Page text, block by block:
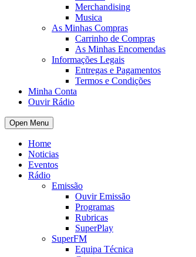
Merchandising
Musica
As Minhas Compras
Carrinho de Compras
As Minhas Encomendas
Informações Legais
Entregas e Pagamentos
Termos e Condições
Minha Conta
Ouvir Rádio
Open Menu
Home
Noticias
Eventos
Rádio
Emissão
Ouvir Emissão
Programas
Rubricas
SuperPlay
SuperFM
Equipa Técnica